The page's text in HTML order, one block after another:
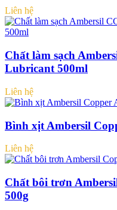
Liên hệ
Chất làm sạch
Lubricant 500ml
Liên hệ
Bình xịt Ambersil
Liên hệ
Chất bôi trơn
500g